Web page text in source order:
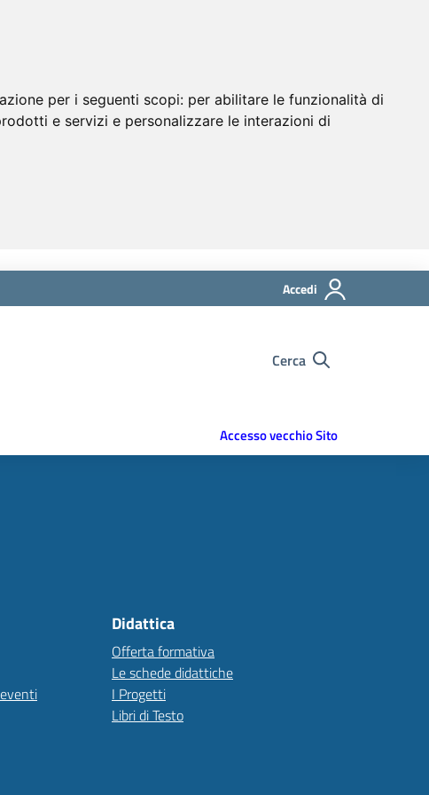
per i seguenti scopi: per abilitare le funzionalità di
e servizi e personalizzare le interazioni di
Accedi
Cerca
Accesso vecchio Sito
Didattica
Offerta formativa
Le schede didattiche
I Progetti
Libri di Testo